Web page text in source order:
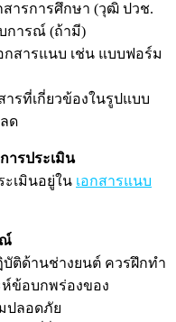
สารการศึกษา (วุฒิ ปวช.
การณ์ (ถ้ามี)
กสารแนบ เช่น แบบฟอร์ม
รที่เกี่ยวข้องในรูปแบบ
ด
ารประเมิน
ะเมินอยู่ใน เอกสารแนบ
ณ์
ติด้านช่างยนต์ ควรฝึกทำ
ห์ข้อบกพร่องของ
ปลอดภัย